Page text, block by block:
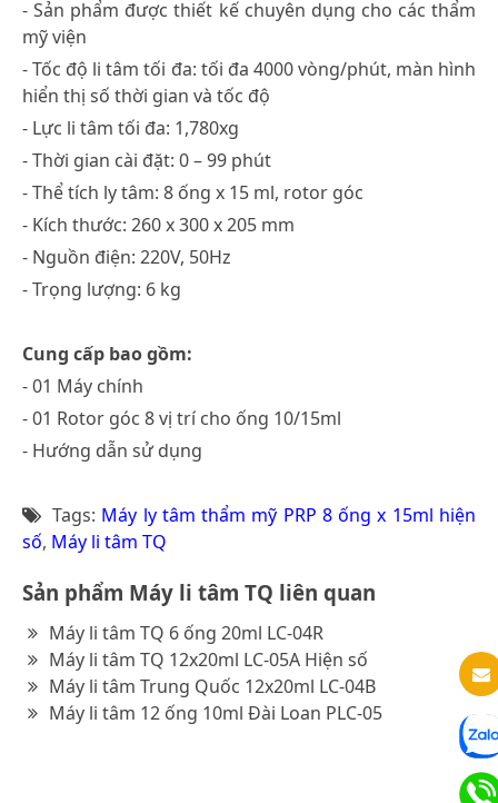
- Sản phẩm được thiết kế chuyên dụng cho các thẩm
mỹ viện
- Tốc độ li tâm tối đa: tối đa 4000 vòng/phút, màn hình
hiển thị số thời gian và tốc độ
- Lực li tâm tối đa: 1,780xg
- Thời gian cài đặt: 0 – 99 phút
- Thể tích ly tâm: 8 ống x 15 ml, rotor góc
- Kích thước: 260 x 300 x 205 mm
- Nguồn điện: 220V, 50Hz
- Trọng lượng: 6 kg
Cung cấp bao gồm:
- 01 Máy chính
- 01 Rotor góc 8 vị trí cho ống 10/15ml
- Hướng dẫn sử dụng
Tags: Máy ly tâm thẩm mỹ PRP 8 ống x 15ml hiện
số, Máy li tâm TQ
Sản phẩm Máy li tâm TQ liên quan
Máy li tâm TQ 6 ống 20ml LC-04R
Máy li tâm TQ 12x20ml LC-05A Hiện số
Máy li tâm Trung Quốc 12x20ml LC-04B
Máy li tâm 12 ống 10ml Đài Loan PLC-05